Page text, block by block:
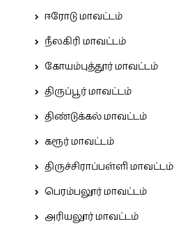
ஈரோடு மாவட்டம்
நீலகிரி மாவட்டம்
கோயம்புத்தூர் மாவட்டம்
திருப்பூர் மாவட்டம்
திண்டுக்கல் மாவட்டம்
கரூர் மாவட்டம்
திருச்சிராப்பள்ளி மாவட்டம்
பெரம்பலூர் மாவட்டம்
அரியலூர் மாவட்டம்